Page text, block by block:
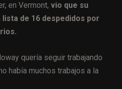
en Vermont, vio que su
de 16 despedidos por
quería seguir trabajando
había muchos trabajos a la